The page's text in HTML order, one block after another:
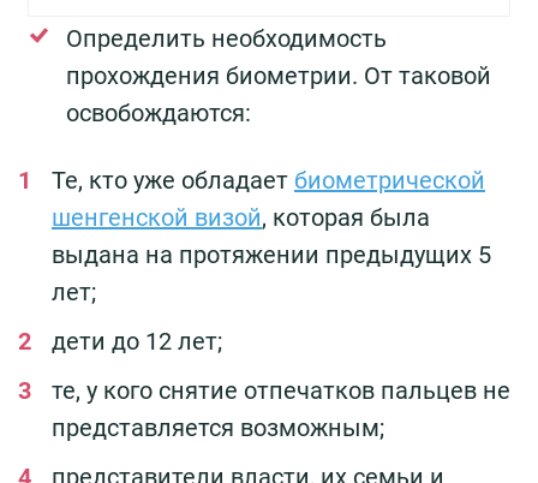
Определить необходимость
прохождения биометрии. От таковой
освобождаются:
Те, кто уже обладает биометрической
шенгенской визой, которая была
выдана на протяжении предыдущих 5
лет;
дети до 12 лет;
те, у кого снятие отпечатков пальцев не
представляется возможным;
представители власти, их семьи и